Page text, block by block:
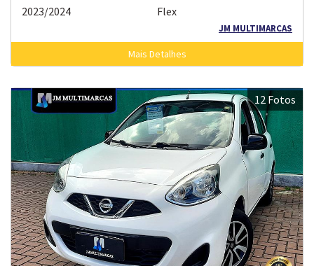
2023/2024
Flex
JM MULTIMARCAS
Mais Detalhes
12 Fotos